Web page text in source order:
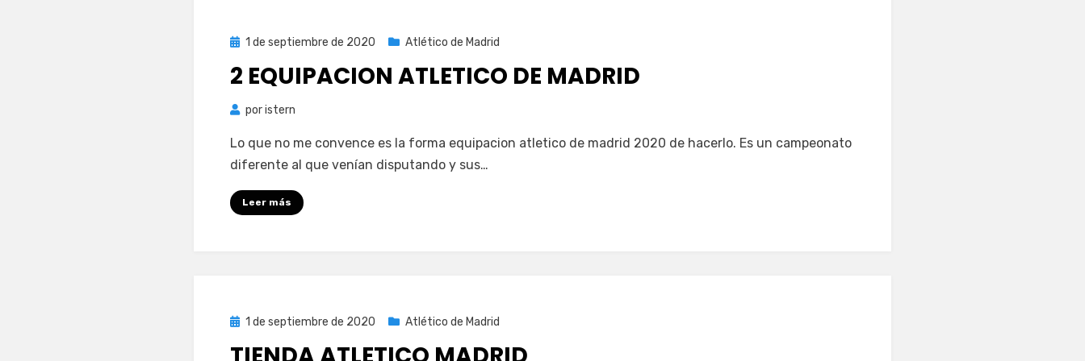
Publicada
1 de septiembre de 2020 Atlético de Madrid
2 EQUIPACION ATLETICO DE MADRID
poristern
Lo que no me convence es la forma equipacion atletico de madrid 2020 de hacerlo. Es un campeonato
diferente al que venían disputando y sus…
Leer más
Publicada
1 de septiembre de 2020 Atlético de Madrid